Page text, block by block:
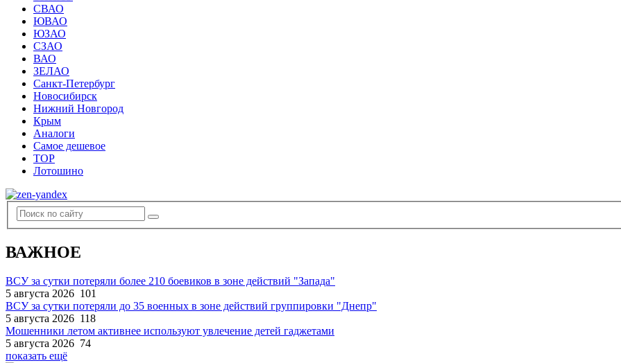
СВАО
ЮВАО
ЮЗАО
СЗАО
ВАО
ЗЕЛАО
Санкт-Петербург
Новосибирск
Нижний Новгород
Крым
Аналоги
Самое дешевое
TOP
Лотошино
ВАЖНОЕ
ВСУ за сутки потеряли более 210 боевиков в зоне действий "Запада"
5 августа 2026 101
ВСУ за сутки потеряли до 35 военных в зоне действий группировки "Днепр"
5 августа 2026 118
Мошенники летом активнее используют увлечение детей гаджетами
5 августа 2026 74
показать ещё